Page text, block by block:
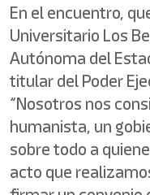
En el encuentro,
Universitario Los
Autónoma del
titular del Poder
“Nosotros nos
humanista, un
sobre todo a
acto que